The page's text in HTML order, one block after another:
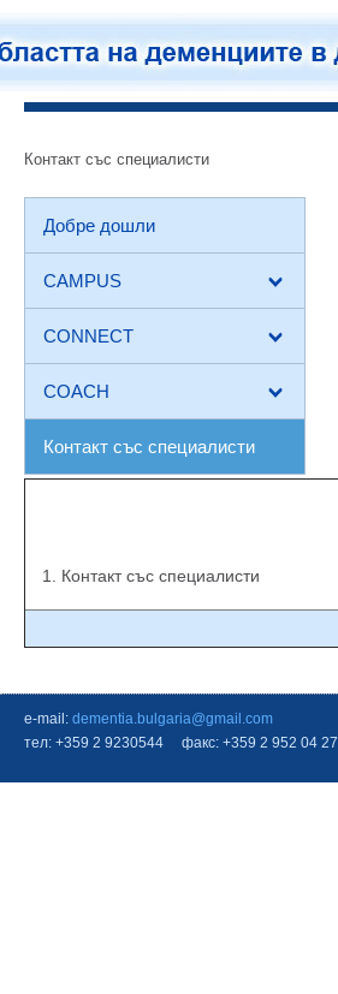
Контакт със специалисти
Добре дошли
CAMPUS
CONNECT
COACH
Контакт със специалисти
Контакт със специалисти
e-mail: dementia.bulgaria@gmail.com
тел: +359 2 9230544 факс: +359 2 952 04 27